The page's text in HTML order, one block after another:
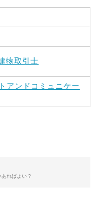
物取引士
アンドコミュニケー
ればよい？